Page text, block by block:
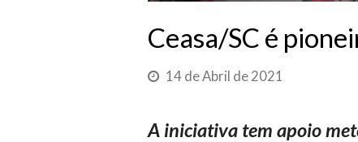
Ceasa/SC é
14 de Abril de 2021
A iniciativa tem apoio